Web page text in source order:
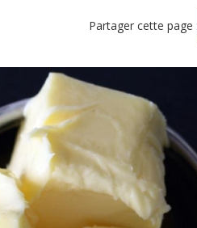
Partager cette page :